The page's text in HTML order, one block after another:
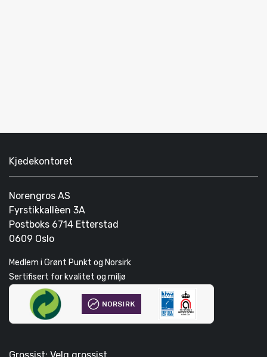
Kjedekontoret
Norengros AS
Fyrstikkallèen 3A
Postboks 6714 Etterstad
0609 Oslo
Medlem i Grønt Punkt og Norsirk
Sertifisert for kvalitet og miljø